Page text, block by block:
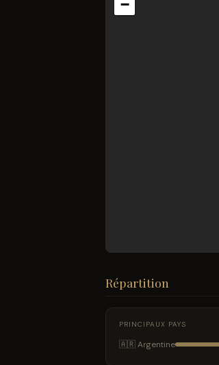
−
Répartition
PRINCIPAUX PAYS
🇦🇷 Argentine